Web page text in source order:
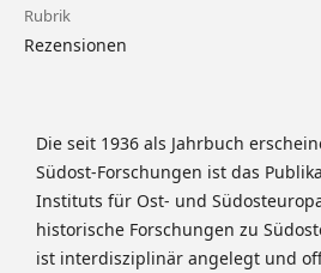
Rubrik
Rezensionen
Die seit 1936 als Jahrbuch
Südost-Forschungen ist das
Instituts für Ost- und
historische Forschungen zu
ist interdisziplinär angelegt und